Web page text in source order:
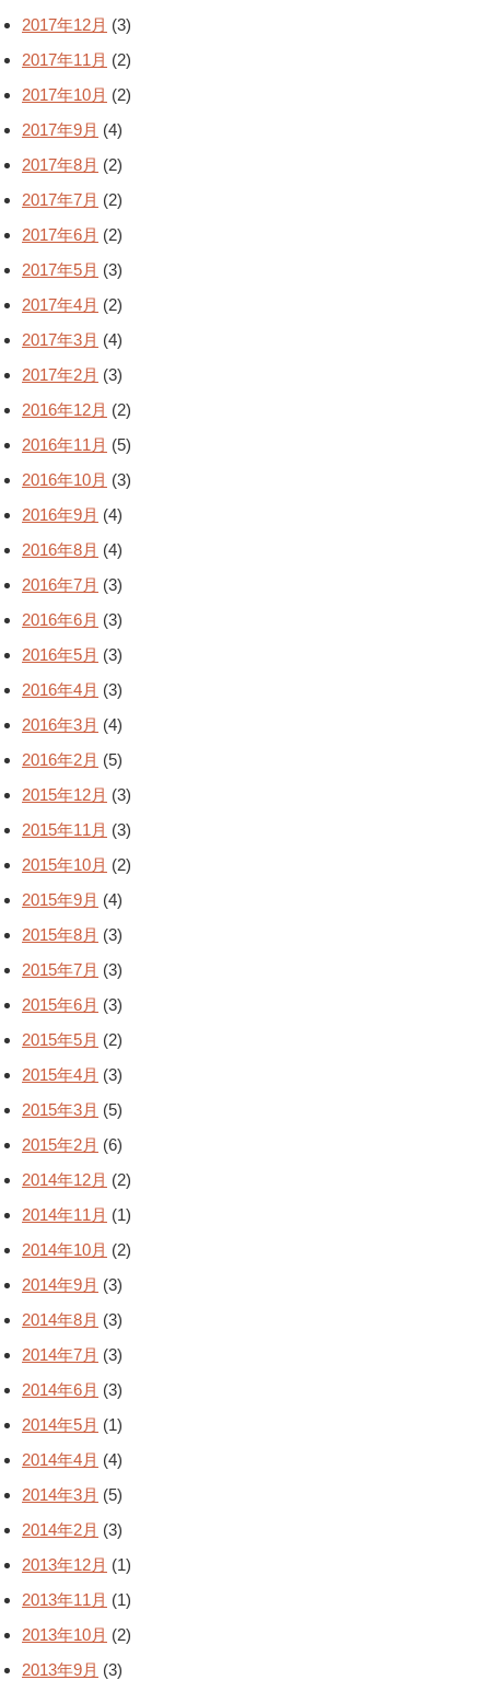
2017年12月 (3)
2017年11月 (2)
2017年10月 (2)
2017年9月 (4)
2017年8月 (2)
2017年7月 (2)
2017年6月 (2)
2017年5月 (3)
2017年4月 (2)
2017年3月 (4)
2017年2月 (3)
2016年12月 (2)
2016年11月 (5)
2016年10月 (3)
2016年9月 (4)
2016年8月 (4)
2016年7月 (3)
2016年6月 (3)
2016年5月 (3)
2016年4月 (3)
2016年3月 (4)
2016年2月 (5)
2015年12月 (3)
2015年11月 (3)
2015年10月 (2)
2015年9月 (4)
2015年8月 (3)
2015年7月 (3)
2015年6月 (3)
2015年5月 (2)
2015年4月 (3)
2015年3月 (5)
2015年2月 (6)
2014年12月 (2)
2014年11月 (1)
2014年10月 (2)
2014年9月 (3)
2014年8月 (3)
2014年7月 (3)
2014年6月 (3)
2014年5月 (1)
2014年4月 (4)
2014年3月 (5)
2014年2月 (3)
2013年12月 (1)
2013年11月 (1)
2013年10月 (2)
2013年9月 (3)